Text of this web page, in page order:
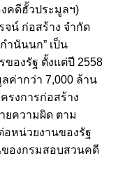
คดีฮั้วประมูลฯ)
น์ ก่อสร้าง จำกัด
ำนันนก” เป็น
องรัฐ ตั้งแต่ปี 2558
ค่ากว่า 7,000 ล้าน
รงการก่อสร้าง
ยความผิด ตาม
อหน่วยงานของรัฐ
ของกรมสอบสวนคดี